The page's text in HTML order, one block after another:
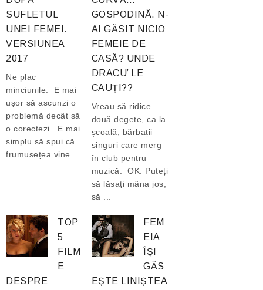
SUFLETUL
UNEI FEMEI.
VERSIUNEA
2017
Ne plac
minciunile. E mai
ușor să ascunzi o
problemă decât să
o corectezi. E mai
simplu să spui că
frumusețea vine ...
GOSPODINĂ. N-
AI GĂSIT NICIO
FEMEIE DE
CASĂ? UNDE
DRACU’ LE
CAUȚI??
Vreau să ridice
două degete, ca la
școală, bărbații
singuri care merg
în club pentru
muzică. OK. Puteți
să lăsați mâna jos,
să ...
TOP
5
FILM
E
DESPRE
FEM
EIA
ÎȘI
GĂS
EȘTE LINIȘTEA